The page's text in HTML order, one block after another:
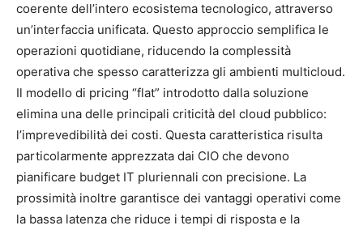
coerente dell’intero ecosistema tecnologico, attraverso
un’interfaccia unificata. Questo approccio semplifica le
operazioni quotidiane, riducendo la complessità
operativa che spesso caratterizza gli ambienti multicloud.
Il modello di pricing “flat” introdotto dalla soluzione
elimina una delle principali criticità del cloud pubblico:
l’imprevedibilità dei costi. Questa caratteristica risulta
particolarmente apprezzata dai CIO che devono
pianificare budget IT pluriennali con precisione. La
prossimità inoltre garantisce dei vantaggi operativi come
la bassa latenza che riduce i tempi di risposta e la